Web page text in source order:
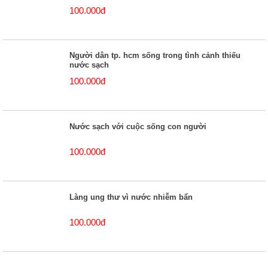
100.000đ
Người dân tp. hcm sống trong tình cảnh thiếu
nước sạch
100.000đ
Nước sạch với cuộc sống con người
100.000đ
Làng ung thư vì nước nhiễm bẩn
100.000đ